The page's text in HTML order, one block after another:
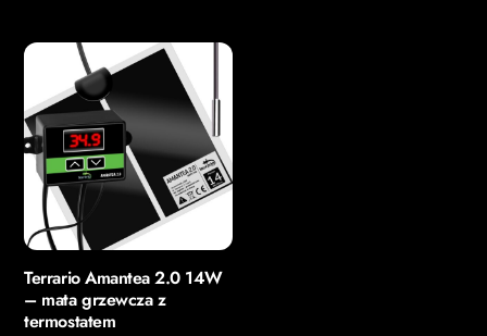
Terrario Amantea 2.0 14W
– mata grzewcza z
termostatem